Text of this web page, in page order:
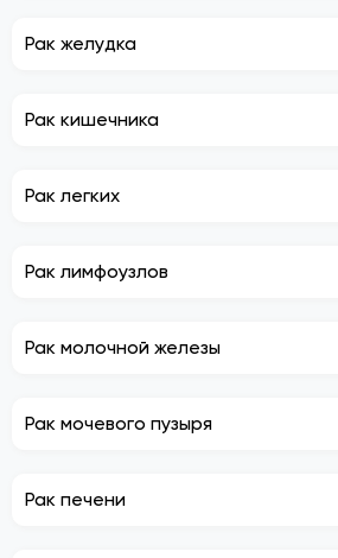
Рак желудка
Рак кишечника
Рак легких
Рак лимфоузлов
Рак молочной железы
Рак мочевого пузыря
Рак печени